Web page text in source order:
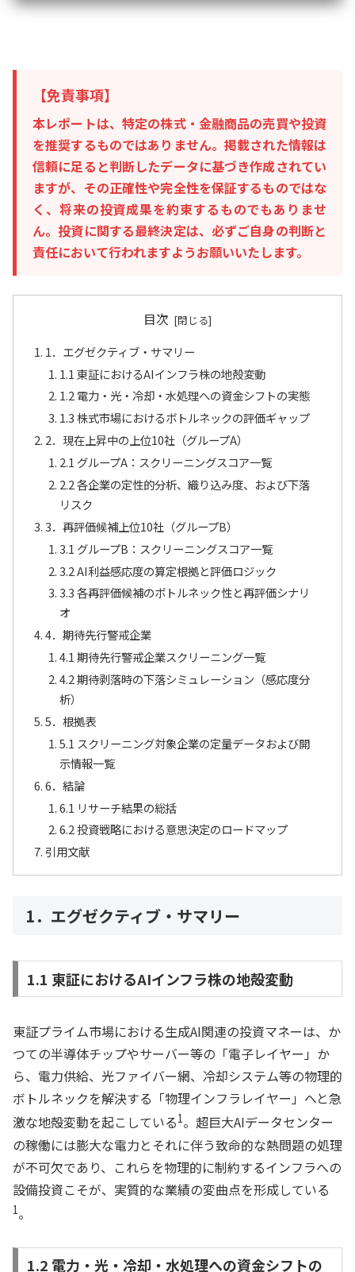
【免責事項】
本レポートは、特定の株式・金融商品の売買や投資
を推奨するものではありません。掲載された情報は
信頼に足ると判断したデータに基づき作成されてい
ますが、その正確性や完全性を保証するものではな
く、将来の投資成果を約束するものでもありませ
ん。投資に関する最終決定は、必ずご自身の判断と
責任において行われますようお願いいたします。
目次
1．エグゼクティブ・サマリー
1.1 東証におけるAIインフラ株の地殻変動
1.2 電力・光・冷却・水処理への資金シフトの実態
1.3 株式市場におけるボトルネックの評価ギャップ
2．現在上昇中の上位10社（グループA）
2.1 グループA：スクリーニングスコア一覧
2.2 各企業の定性的分析、織り込み度、および下落
リスク
3．再評価候補上位10社（グループB）
3.1 グループB：スクリーニングスコア一覧
3.2 AI利益感応度の算定根拠と評価ロジック
3.3 各再評価候補のボトルネック性と再評価シナリ
オ
4．期待先行警戒企業
4.1 期待先行警戒企業スクリーニング一覧
4.2 期待剥落時の下落シミュレーション（感応度分
析）
5．根拠表
5.1 スクリーニング対象企業の定量データおよび開
示情報一覧
6．結論
6.1 リサーチ結果の総括
6.2 投資戦略における意思決定のロードマップ
引用文献
1．エグゼクティブ・サマリー
1.1 東証におけるAIインフラ株の地殻変動
東証プライム市場における生成AI関連の投資マネーは、か
つての半導体チップやサーバー等の「電子レイヤー」か
ら、電力供給、光ファイバー網、冷却システム等の物理的
ボトルネックを解決する「物理インフラレイヤー」へと急
激な地殻変動を起こしている1。超巨大AIデータセンター
の稼働には膨大な電力とそれに伴う致命的な熱問題の処理
が不可欠であり、これらを物理的に制約するインフラへの
設備投資こそが、実質的な業績の変曲点を形成している
1 。
1.2 電力・光・冷却・水処理への資金シフトの